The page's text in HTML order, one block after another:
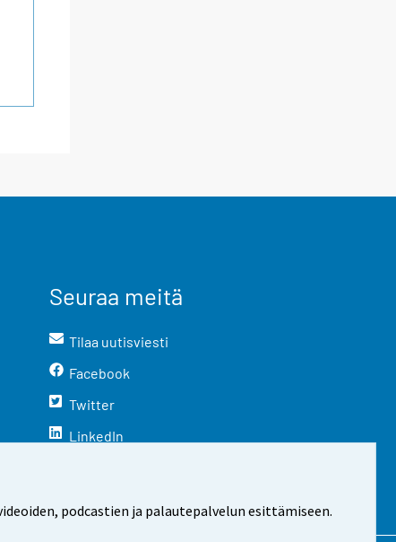
podcastien ja palautepalvelun esittämiseen.
Seuraa meitä
Tilaa uutisviesti
Facebook
Twitter
LinkedIn